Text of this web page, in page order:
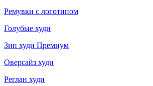
Ремувки с логотипом
Голубые худи
Зип худи Премиум
Оверсайз худи
Реглан худи